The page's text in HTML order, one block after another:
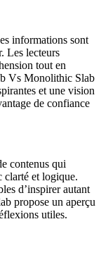
informations sont
Les lecteurs
tout en
Vs Monolithic Slab
et une vision
de confiance
contenus qui
clarté et logique.
d’inspirer autant
propose un aperçu
utiles.